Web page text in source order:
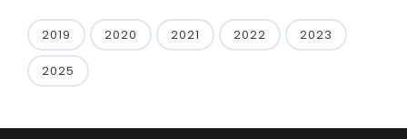
2019 2020 2021 2022 2023
2025